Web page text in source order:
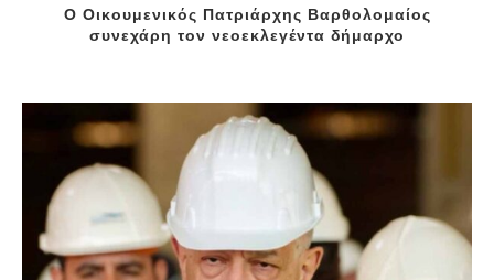
Ο Οικουμενικός Πατριάρχης Βαρθολομαίος
συνεχάρη τον νεοεκλεγέντα δήμαρχο